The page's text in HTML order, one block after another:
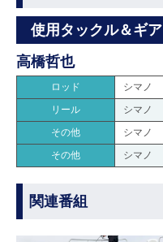
使用タックル＆ギア
高橋哲也
ロッド シマノ
リール
シマノ
その他
シマノ
その他
シマノ
関連番組